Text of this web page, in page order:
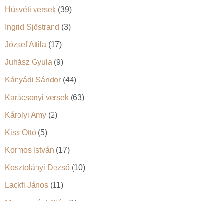
Húsvéti versek (39)
Ingrid Sjöstrand (3)
József Attila (17)
Juhász Gyula (9)
Kányádi Sándor (44)
Karácsonyi versek (63)
Károlyi Amy (2)
Kiss Ottó (5)
Kormos István (17)
Kosztolányi Dezső (10)
Lackfi János (11)